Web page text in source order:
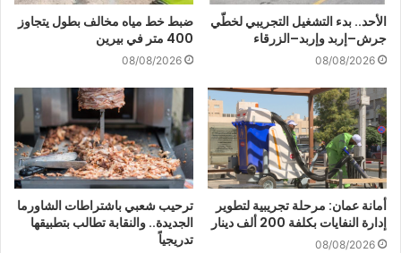
الأحد.. بدء التشغيل التجريبي لخطّي
جرش–إربد وإربد–الزرقاء
08/08/2026
ضبط خط مياه مخالف بطول يتجاوز
400 متر في بيرين
08/08/2026
أمانة عمان: مرحلة تجريبية لتطوير
إدارة النفايات بكلفة 200 ألف دينار
08/08/2026
ترحيب شعبي باشتراطات الشاورما
الجديدة.. والنقابة تطالب بتطبيقها
تدريجياً